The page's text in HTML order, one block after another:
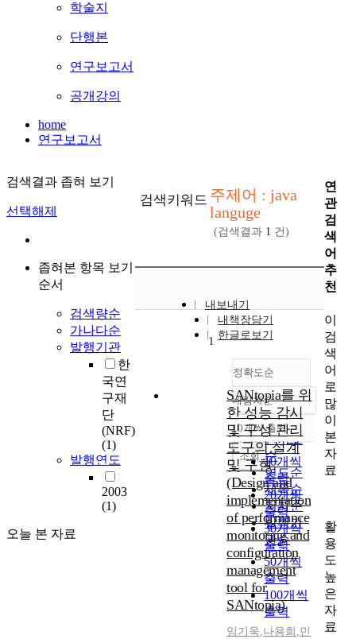
학술지
단행본
연구보고서
공개강의
home
연구보고서
검색결과 좁혀 보기
선택해제
좁혀본 항목 보기
순서
검색량순
가나다순
발행기관
한
국연
구재
단
(NRF)
(1)
발행연도
2003
(1)
오늘 본 자료
검색키워드 주제어 : java
languge
(검색결과 1 건)
내보내기
내책장담기
한글로보기
정확도순
정확도
순
인기도
순
연도순
제목순
저자순
발행기
관순
내림차순
내림차순
10개씩 출력
10개씩
출력
20개씩
출력
30개씩
출력
50개씩
출력
100개씩
출력
조회
1
SANtopia를 위
한 성능 감시
및 구성 관리
도구의 설계
및 구현
(Design and
implementation
of performance
monitoring and
configuration
management
tool for
SANtopia)
임기욱,나용희 ,민
연
관
검
색
어
추
천
이
검
색
어
로
많
이
본
자
료
활
용
도
높
은
자
료